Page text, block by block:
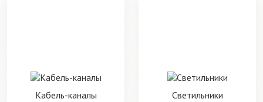
Кабель-каналы Светильники